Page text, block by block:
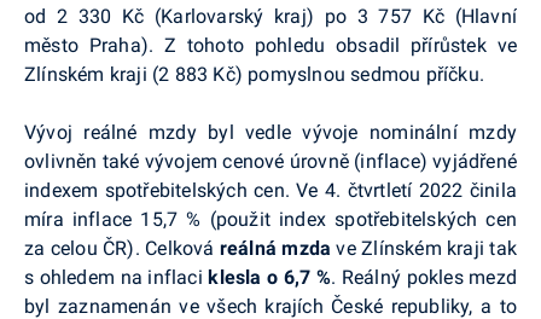
od 2 330 Kč (Karlovarský kraj) po 3 757 Kč (Hlavní
město Praha). Z tohoto pohledu obsadil přírůstek ve
Zlínském kraji (2 883 Kč) pomyslnou sedmou příčku.
Vývoj reálné mzdy byl vedle vývoje nominální mzdy
ovlivněn také vývojem cenové úrovně (inflace) vyjádřené
indexem spotřebitelských cen. Ve 4. čtvrtletí 2022 činila
míra inflace 15,7 % (použit index spotřebitelských cen
za celou ČR). Celková reálná mzda ve Zlínském kraji tak
s ohledem na inflaciklesla o 6,7 %. Reálný pokles mezd
byl zaznamenán ve všech krajích České republiky, a to